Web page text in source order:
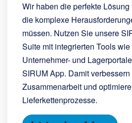
Wir haben die perfekte
die komplexe
müssen. Nutzen Sie unsere
Suite mit integrierten Tools
Unternehmer- und
SIRUM App. Damit
Zusammenarbeit und
Lieferkettenprozesse.